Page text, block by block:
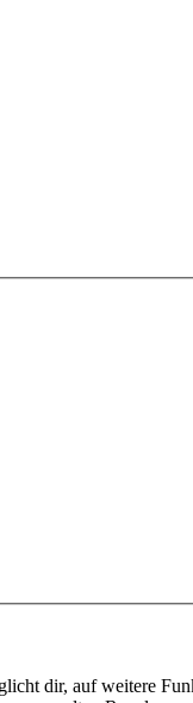
dir, auf weitere